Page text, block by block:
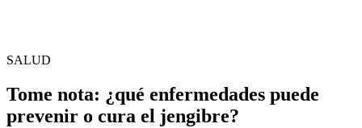
SALUD
Tome nota: ¿qué enfermedades puede
prevenir o cura el jengibre?